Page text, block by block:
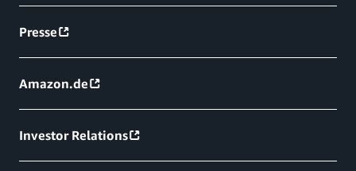
Presse
Amazon.de
Investor Relations